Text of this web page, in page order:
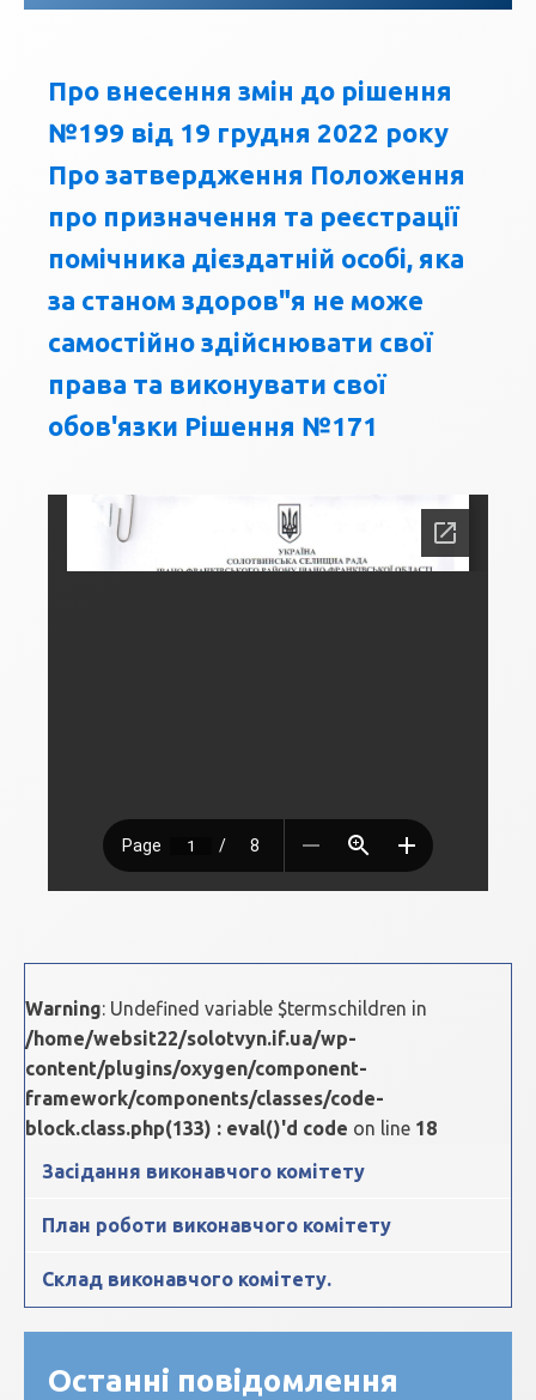
Про внесення змін до рішення
№199 від 19 грудня 2022 року
Про затвердження Положення
про призначення та реєстрації
помічника дієздатній особі, яка
за станом здоров"я не може
самостійно здійснювати свої
права та виконувати свої
обов'язки Рішення №171
Warning: Undefined variable $termschildren in
/home/websit22/solotvyn.if.ua/wp-
content/plugins/oxygen/component-
framework/components/classes/code-
block.class.php(133) : eval()'d code on line 18
Засідання виконавчого комітету
План роботи виконавчого комітету
Склад виконавчого комітету.
Останні повідомлення